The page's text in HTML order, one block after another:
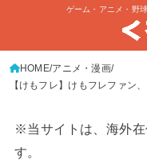
ゲーム・アニメ・野
HOME アニメ・漫画
【けもフレ】けもフレファン
※当サイトは、海外在
す。